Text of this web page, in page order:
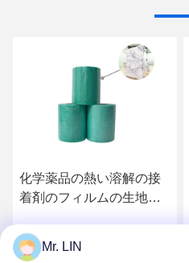
化学薬品の熱い溶解の接
着剤のフィルムの生地
着力ロール140cm OEM
ODM最もよい価格を得なさ
Mr. LIN